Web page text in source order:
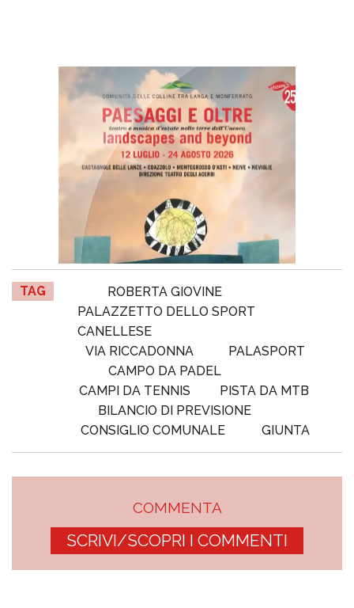
TAG
ROBERTA GIOVINE
PALAZZETTO DELLO SPORT
CANELLESE
VIA RICCADONNA
PALASPORT
CAMPO DA PADEL
CAMPI DA TENNIS
PISTA DA MTB
BILANCIO DI PREVISIONE
CONSIGLIO COMUNALE
GIUNTA
COMMENTA
SCRIVI/SCOPRI I COMMENTI